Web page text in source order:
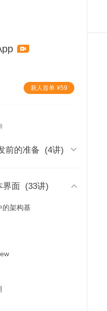
新⼈⾸单 ¥59
前的准备 (4讲) 
栈浅析
个工程
界面 (33讲) 
的架构基
析